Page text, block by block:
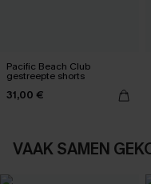
Pacific Beach Club
gestreepte shorts
31,00 €
VAAK SAMEN